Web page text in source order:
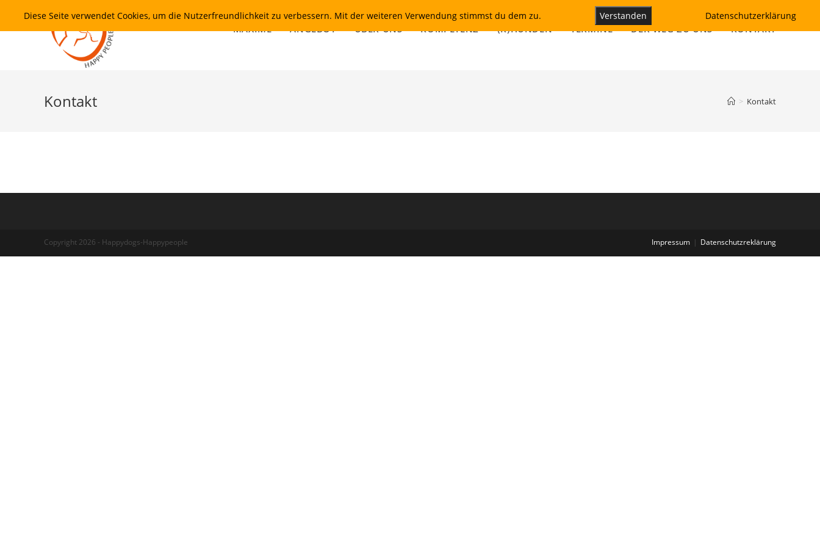
MAXIME ANGEBOT ÜBER UNS KOMPETENZ (K)HUNDEN TERMINE DER WEG ZU UNS KONTAKT
Kontakt > Kontakt
Impressum Datenschutzreklärung
Copyright 2026 - Happydogs-Happypeople
Diese Seite verwendet Cookies, um die Nutzerfreundlichkeit zu verbessern. Mit der weiteren Verwendung stimmst du dem zu. Verstanden Datenschutzerklärung